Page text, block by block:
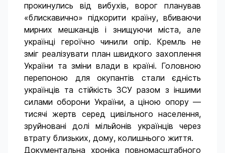
прокинулись від вибухів, ворог планував
«блискавично» підкорити країну, вбиваючи
мирних мешканців і знищуючи міста, але
українці героїчно чинили опір. Кремль не
зміг реалізувати план швидкого захоплення
України та зміни влади в країні. Головною
перепоною для окупантів стали єдність
українців та стійкість ЗСУ разом з іншими
силами оборони України, а ціною опору —
тисячі жертв серед цивільного населення,
зруйновані долі мільйонів українців через
втрату близьких, дому, колишнього життя.
Документальна хроніка повномасштабного